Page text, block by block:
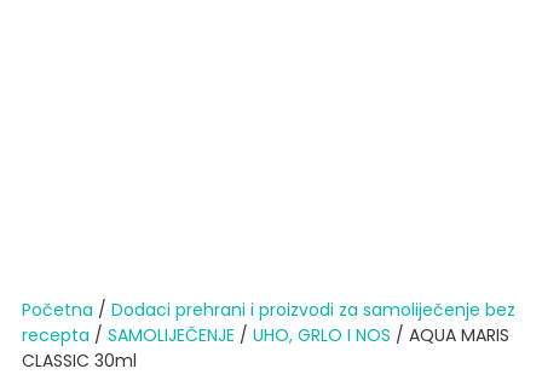
Početna / Dodaci prehrani i proizvodi za samoliječenje bez
recepta / SAMOLIJEČENJE / UHO, GRLO I NOS / AQUA MARIS
CLASSIC 30ml